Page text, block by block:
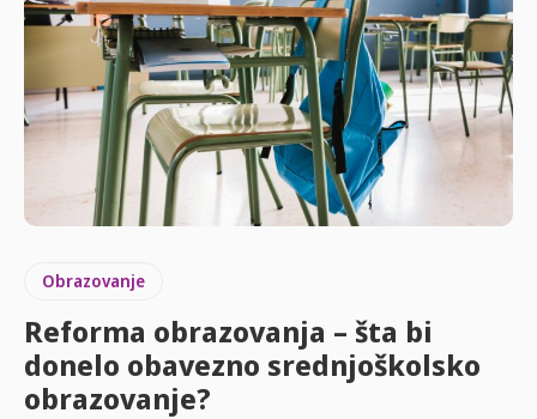
Obrazovanje
Reforma obrazovanja – šta bi
donelo obavezno srednjoškolsko
obrazovanje?